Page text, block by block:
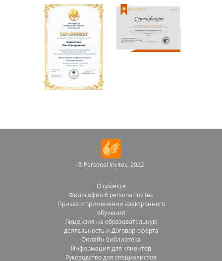
© Personal Invites, 2022
О проекте
Философия 6 personal invites
Приказ о применении электронного
обучения
Лицензия на образовательную
деятельность и Договор-оферта
Онлайн библиотека
Информация для клиентов
Руководство для специалистов